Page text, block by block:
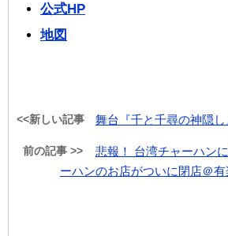
公式HP
地図
<<新しい記事 舞台『千と千尋の神隠し
前の記事 >>
悲報！ 台湾チャーハン
ーハンのお店がついに閉店＠